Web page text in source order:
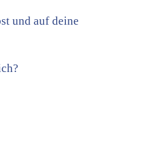
und auf deine